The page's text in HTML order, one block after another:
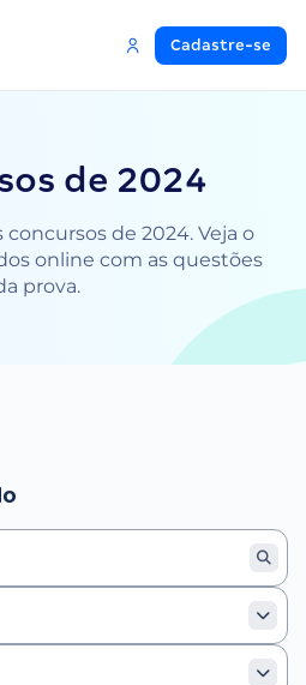
Cadastre-se
de 2024
concursos de 2024. Veja o
online com as questões
prova.